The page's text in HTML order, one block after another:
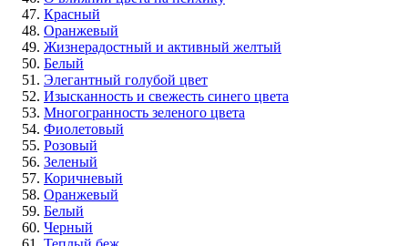
Красный
Оранжевый
Жизнерадостный и активный желтый
Белый
Элегантный голубой цвет
Изысканность и свежесть синего цвета
Многогранность зеленого цвета
Фиолетовый
Розовый
Зеленый
Коричневый
Оранжевый
Белый
Черный